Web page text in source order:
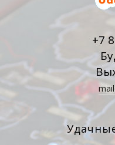
+7